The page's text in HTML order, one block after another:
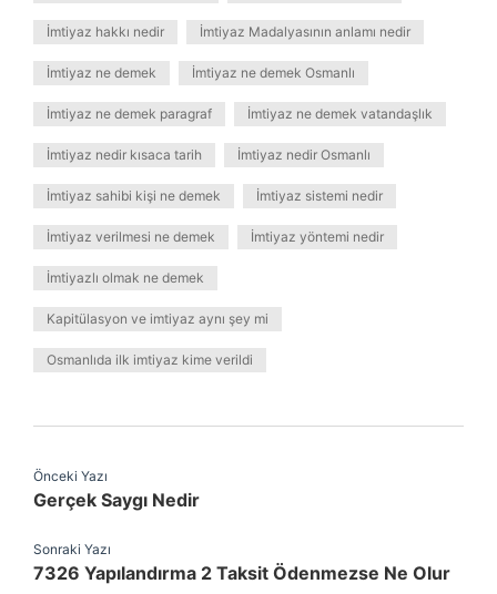
İmtiyaz hakkı nedir İmtiyaz Madalyasının anlamı nedir
İmtiyaz ne demek İmtiyaz ne demek Osmanlı
İmtiyaz ne demek paragraf İmtiyaz ne demek vatandaşlık
İmtiyaz nedir kısaca tarih İmtiyaz nedir Osmanlı
İmtiyaz sahibi kişi ne demek İmtiyaz sistemi nedir
İmtiyaz verilmesi ne demek İmtiyaz yöntemi nedir
İmtiyazlı olmak ne demek
Kapitülasyon ve imtiyaz aynı şey mi
Osmanlıda ilk imtiyaz kime verildi
Önceki Yazı
Gerçek Saygı Nedir
Sonraki Yazı
7326 Yapılandırma 2 Taksit Ödenmezse Ne Olur